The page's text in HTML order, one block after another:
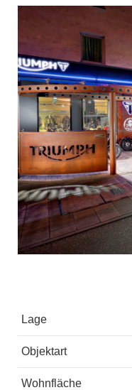
Lage
Objektart
Wohnfläche